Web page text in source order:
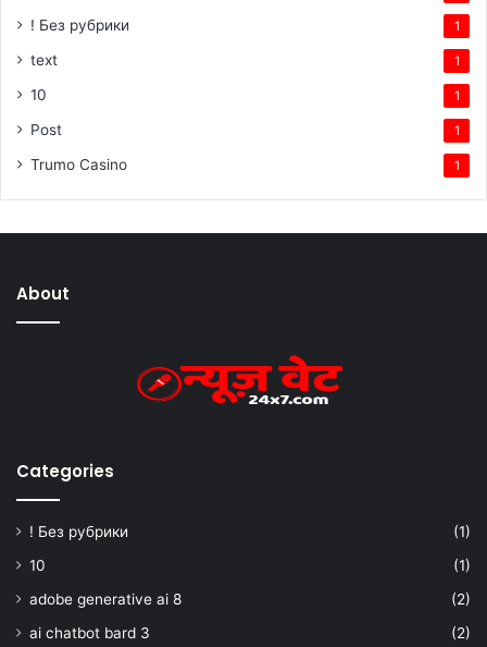
! Без рубрики 1
text 1
10 1
Post 1
Trumo Casino 1
About
Categories
! Без рубрики
(1)
10
(1)
adobe generative ai 8
(2)
ai chatbot bard 3
(2)